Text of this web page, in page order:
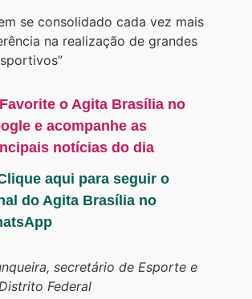
se consolidado cada vez mais
na realização de grandes
Favorite o Agita Brasília no
e acompanhe as
notícias do dia
aqui para seguir o
do Agita Brasília no
secretário de Esporte e
Federal